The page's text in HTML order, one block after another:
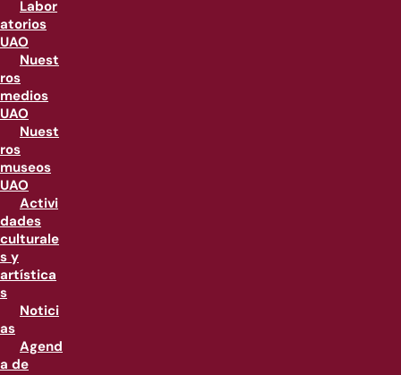
Labor
atorios
UAO
Nuest
ros
medios
UAO
Nuest
ros
museos
UAO
Activi
dades
culturale
s y
artística
s
Notici
as
Agend
a de